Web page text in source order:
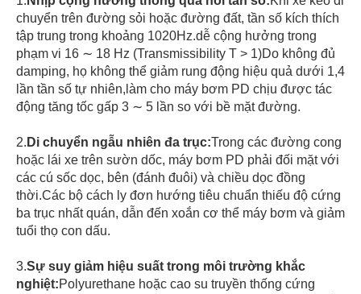
chuyển trên đường sỏi hoặc đường đất, tần số kích thích
tập trung trong khoảng 1020Hz.dễ cộng hưởng trong
phạm vi 16 ∼ 18 Hz (Transmissibility T > 1)Do không đủ
damping, họ không thể giảm rung động hiệu quả dưới 1,4
lần tần số tự nhiên,làm cho máy bơm PD chịu được tác
động tăng tốc gấp 3 ∼ 5 lần so với bề mặt đường.
2. Di chuyển ngẫu nhiên đa trục:Trong các đường cong
hoặc lái xe trên sườn dốc, máy bơm PD phải đối mặt với
các cú sốc dọc, bên (đánh đuôi) và chiều dọc đồng
thời.Các bộ cách ly đơn hướng tiêu chuẩn thiếu độ cứng
ba trục nhất quán, dẫn đến xoắn cơ thể máy bơm và giảm
tuổi thọ con dấu.
3.Sự suy giảm hiệu suất trong môi trường khắc
nghiệt:Polyurethane hoặc cao su truyền thống cứng